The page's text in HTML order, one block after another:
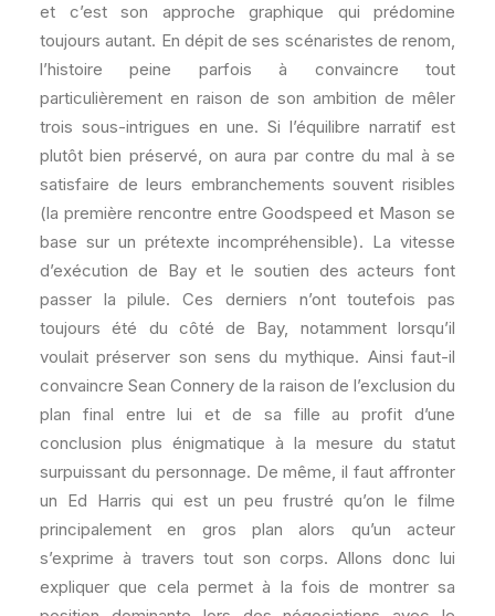
et c’est son approche graphique qui prédomine
toujours autant. En dépit de ses scénaristes de renom,
l’histoire peine parfois à convaincre tout
particulièrement en raison de son ambition de mêler
trois sous-intrigues en une. Si l’équilibre narratif est
plutôt bien préservé, on aura par contre du mal à se
satisfaire de leurs embranchements souvent risibles
(la première rencontre entre Goodspeed et Mason se
base sur un prétexte incompréhensible). La vitesse
d’exécution de Bay et le soutien des acteurs font
passer la pilule. Ces derniers n’ont toutefois pas
toujours été du côté de Bay, notamment lorsqu’il
voulait préserver son sens du mythique. Ainsi faut-il
convaincre Sean Connery de la raison de l’exclusion du
plan final entre lui et de sa fille au profit d’une
conclusion plus énigmatique à la mesure du statut
surpuissant du personnage. De même, il faut affronter
un Ed Harris qui est un peu frustré qu’on le filme
principalement en gros plan alors qu’un acteur
s’exprime à travers tout son corps. Allons donc lui
expliquer que cela permet à la fois de montrer sa